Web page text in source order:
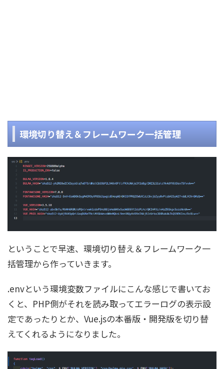
環境切り替え＆フレームワーク一括管理
ということで早速、環境切り替え＆フレームワーク一
括管理から作っていきます。
.envという環境変数ファイルにこんな感じで書いてお
くと、PHP側がそれを読み取ってエラーログの表示設
定であったりとか、Vue.jsの本番版・開発版を切り替
えてくれるようになりました。